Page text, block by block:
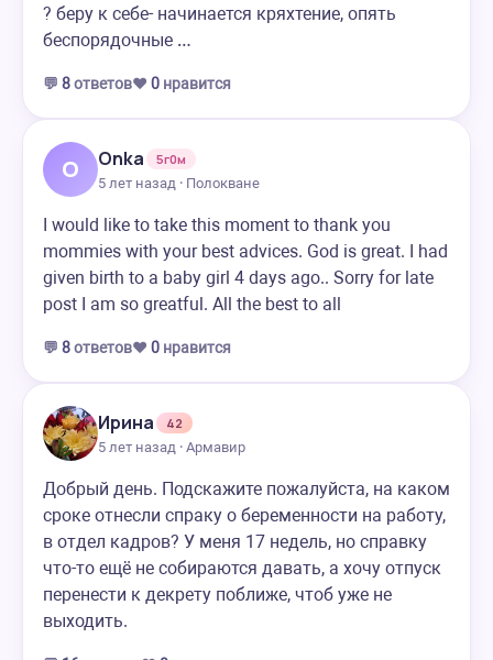
? беру к себе- начинается кряхтение, опять
беспорядочные …
💬 8ответов❤️ 0 нравится
O Onka
5г0м
5 лет назад · Полокване
I would like to take this moment to thank you
mommies with your best advices. God is great. I had
given birth to a baby girl 4 days ago.. Sorry for late
post I am so greatful. All the best to all
💬 8ответов❤️ 0 нравится
Ирина
42
5 лет назад · Армавир
Добрый день. Подскажите пожалуйста, на каком
сроке отнесли спраку о беременности на работу,
в отдел кадров? У меня 17 недель, но справку
что-то ещё не собираются давать, а хочу отпуск
перенести к декрету поближе, чтоб уже не
выходить.